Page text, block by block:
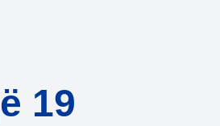
19